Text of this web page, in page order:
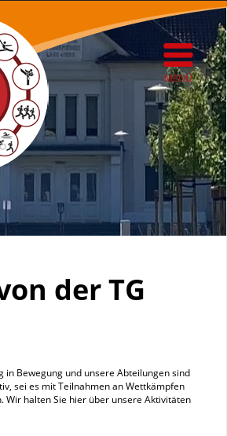
MENÜ
der TG
in Bewegung und unsere Abteilungen sind
sei es mit Teilnahmen an Wettkämpfen
Wir halten Sie hier über unsere Aktivitäten